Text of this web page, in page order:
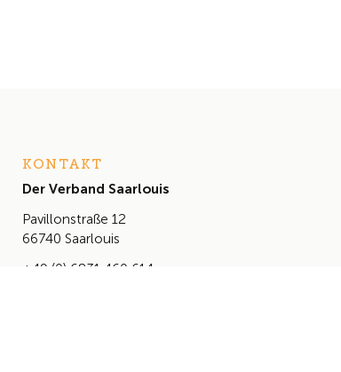
KONTAKT
Der Verband Saarlouis
Pavillonstraße 12
66740 Saarlouis
+49 (0) 6831 460 614